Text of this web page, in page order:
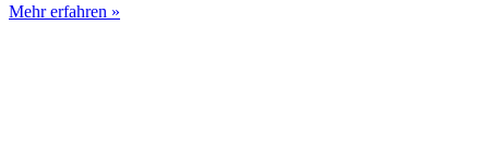
Mehr erfahren »